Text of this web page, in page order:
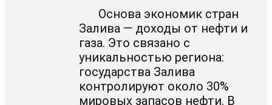
Основа экономик стран
Залива — доходы от нефти и
газа. Это связано с
уникальностью региона:
государства Залива
контролируют около 30%
мировых запасов нефти. В